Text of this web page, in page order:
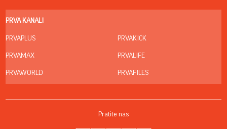
PRVA KANALI
PRVAPLUS
PRVAMAX
PRVAWORLD
PRVAKICK
PRVALIFE
PRVAFILES
Pratite nas